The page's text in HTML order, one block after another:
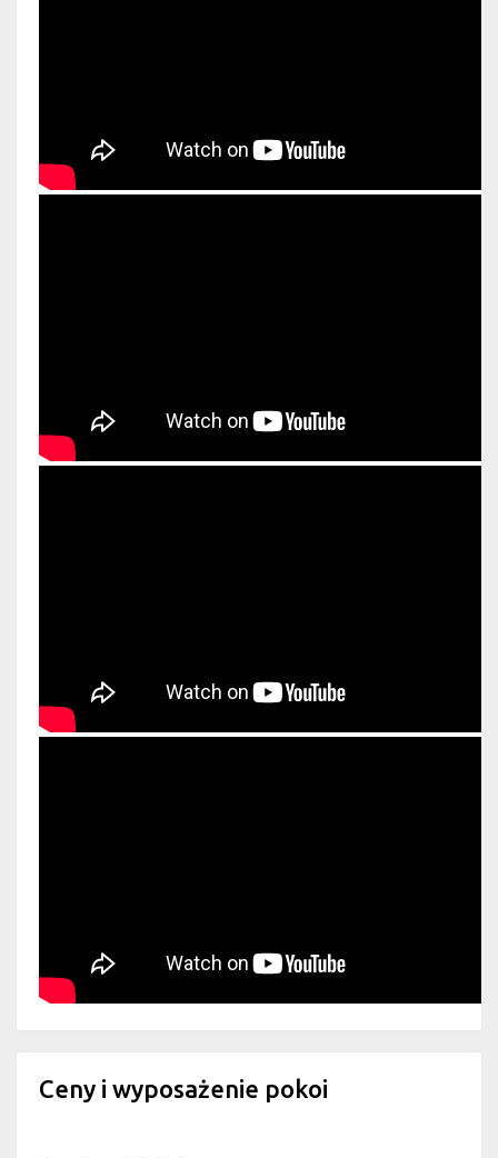
Ceny i wyposażenie pokoi